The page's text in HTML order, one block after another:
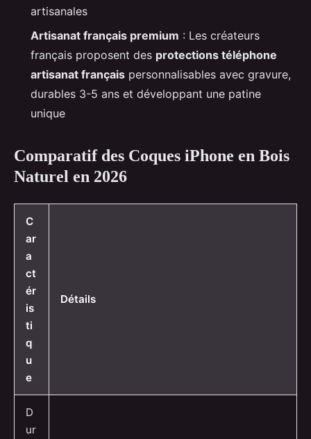
artisanales
Artisanat français premium : Les créateurs
français proposent des protections téléphone
artisanat français personnalisables avec gravure,
durables 3-5 ans et développant une patine
unique
Comparatif des Coques iPhone en Bois
Naturel en 2026
C
ar
a
ct
ér
is
ti
q
u
e
Détails
D
ur